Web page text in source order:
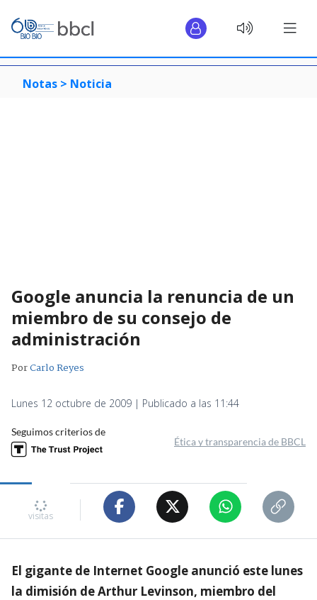
Notas > Noticia
Google anuncia la renuncia de un
miembro de su consejo de
administración
PorCarlo Reyes
Lunes 12 octubre de 2009 | Publicado a las 11:44
Seguimos criterios de
Ética y transparencia de BBCL
visitas
El gigante de Internet Google anunció este lunes
la dimisión de Arthur Levinson, miembro del